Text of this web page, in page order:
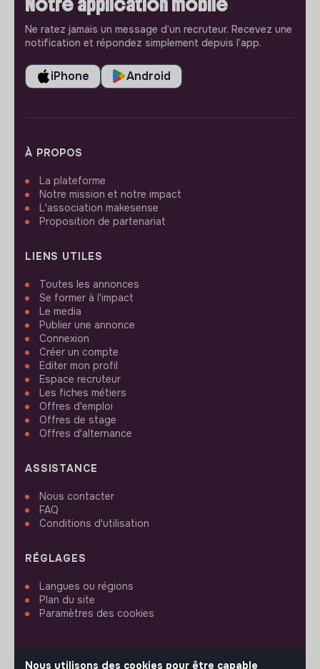
Ne ratez jamais un message d’un recruteur. Recevez une
notification et répondez simplement depuis l’app.
iPhone Android
À PROPOS
La plateforme
Notre mission et notre impact
L'association makesense
Proposition de partenariat
LIENS UTILES
Toutes les annonces
Se former à l'impact
Le media
Publier une annonce
Connexion
Créer un compte
Editer mon profil
Espace recruteur
Les fiches métiers
Offres d'emploi
Offres de stage
Offres d'alternance
ASSISTANCE
Nous contacter
FAQ
Conditions d'utilisation
RÉGLAGES
Langues ou régions
Plan du site
Paramètres des cookies
Nous utilisons des cookies pour être capable